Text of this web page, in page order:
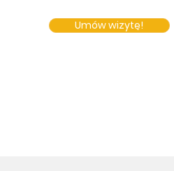
Umów wizytę!